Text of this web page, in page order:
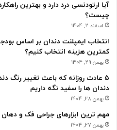
آیا ارتودنسی درد دارد و بهترین
چیست؟
اسفند 2, 1404
انتخاب ایمپلنت دندان بر اساس
کمترین هزینه انتخاب کنیم؟
بهمن 29, 1404
۵ عادت روزانه که باعث تغییر رنگ
دندان ها را سفید نگه داریم
بهمن 28, 1404
مهم ترین ابزارهای جراحی فک و
بهمن 27, 1404